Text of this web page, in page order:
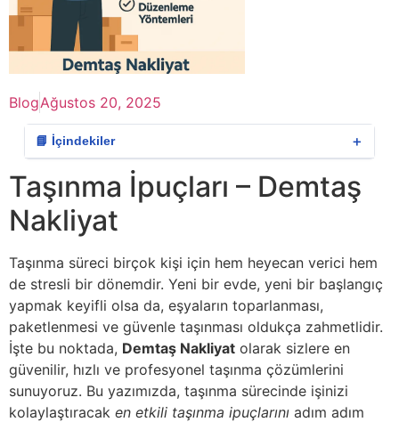
BlogAğustos 20, 2025
📘 İçindekiler ＋
Taşınma İpuçları – Demtaş
Nakliyat
Taşınma süreci birçok kişi için hem heyecan verici hem
de stresli bir dönemdir. Yeni bir evde, yeni bir başlangıç
yapmak keyifli olsa da, eşyaların toparlanması,
paketlenmesi ve güvenle taşınması oldukça zahmetlidir.
İşte bu noktada, Demtaş Nakliyat olarak sizlere en
güvenilir, hızlı ve profesyonel taşınma çözümlerini
sunuyoruz. Bu yazımızda, taşınma sürecinde işinizi
kolaylaştıracak en etkili taşınma ipuçlarını adım adım